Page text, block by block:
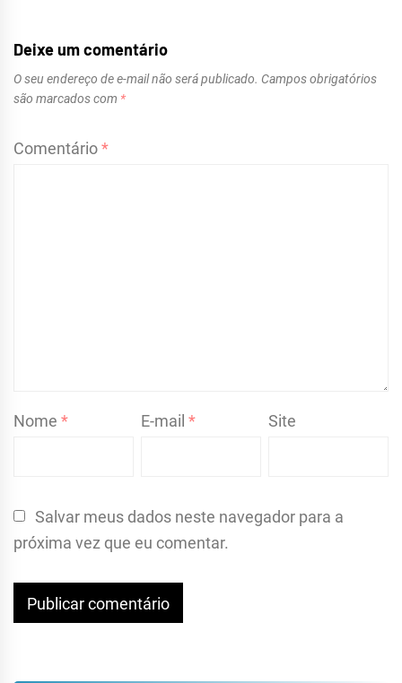
Deixe um comentário
O seu endereço de e-mail não será publicado. Campos obrigatórios
são marcados com *
Comentário*
Nome * E-mail* Site
Salvar meus dados neste navegador para a
próxima vez que eu comentar.